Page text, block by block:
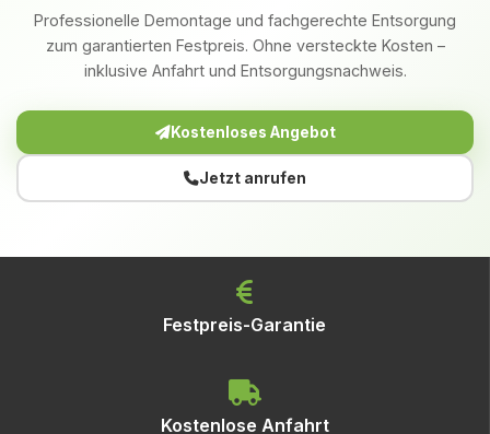
Professionelle Demontage und fachgerechte Entsorgung
zum garantierten Festpreis. Ohne versteckte Kosten –
inklusive Anfahrt und Entsorgungsnachweis.
Kostenloses Angebot
Jetzt anrufen
Festpreis-Garantie
Kostenlose Anfahrt